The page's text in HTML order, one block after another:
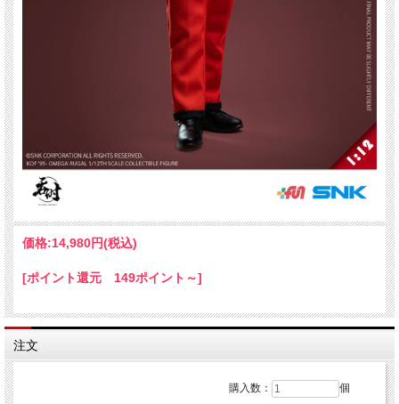
価格:14,980円(税込)
[ポイント還元 149ポイント～]
注文
購入数： 個